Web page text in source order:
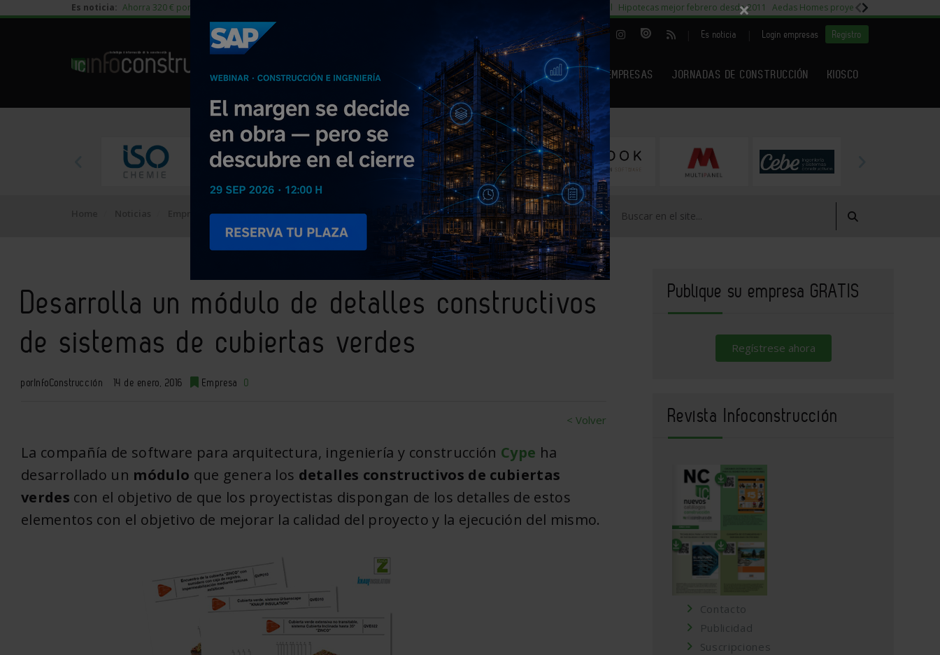
Es noticia: Ahorra 320 € por vivienda en edificación residencial 29% cambiar al alquiler temporal Hipotecas mejor febrero desde 2011 Aedas Homes proyecto Fiora
| Es noticia Login empresas Registro
NOTICIAS PRODUCTOS AGENDA ARTÍCULOS EMPRESAS JORNADAS DE CONSTRUCCIÓN KIOSCO
EMPRESAS PREMIUM
Desarrolla un módulo de detalles constructivos de sistemas de cubiertas verdes
Desarrolla un módulo de detalles constructivos
de sistemas de cubiertas verdes
porInfoConstrucción 14 de enero, 2016 Empresa 0
< Volver
La compañía de software para arquitectura, ingeniería y construcción Cype ha
desarrollado un módulo que genera los detalles constructivos de cubiertas
verdes con el objetivo de que los proyectistas dispongan de los detalles de estos
elementos con el objetivo de mejorar la calidad del proyecto y la ejecución del mismo.
Publique su empresa GRATIS
Regístrese ahora
Revista Infoconstrucción
Contacto
Publicidad
Suscripciones
×